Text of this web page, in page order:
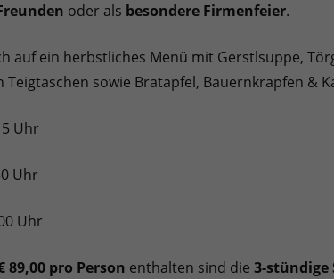
oder als besondere Firmenfeier.
auf ein herbstliches Menü mit Gerstlsuppe,
Teigtaschen sowie Bratapfel, Bauernkrapfen &
Uhr
Uhr
Uhr
89,00 pro Person enthalten sind die 3-